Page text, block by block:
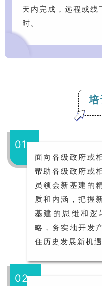
天内完成，远程或
时。
01
面向各级政府或
帮助各级政府或
员领会新基建的
质和内涵，把握
基建的思维和逻
略，务实地开发
住历史发展新机遇
02